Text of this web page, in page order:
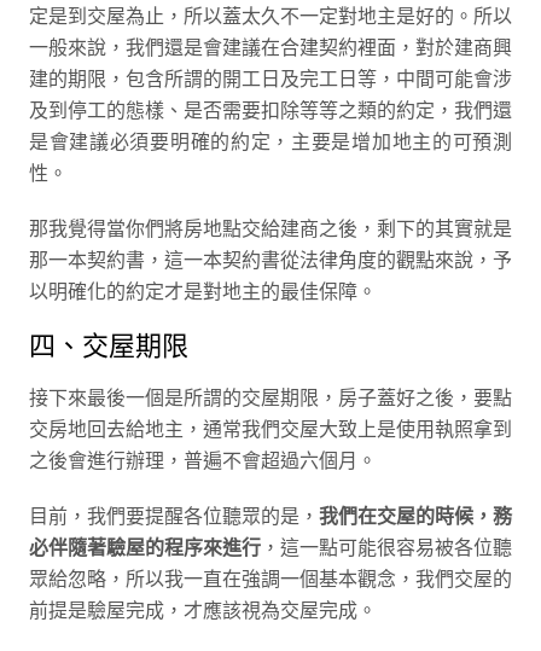
定是到交屋為止，所以蓋太久不一定對地主是好的。所以
一般來說，我們還是會建議在合建契約裡面，對於建商興
建的期限，包含所謂的開工日及完工日等，中間可能會涉
及到停工的態樣、是否需要扣除等等之類的約定，我們還
是會建議必須要明確的約定，主要是增加地主的可預測
性。
那我覺得當你們將房地點交給建商之後，剩下的其實就是
那一本契約書，這一本契約書從法律角度的觀點來說，予
以明確化的約定才是對地主的最佳保障。
四、交屋期限
接下來最後一個是所謂的交屋期限，房子蓋好之後，要點
交房地回去給地主，通常我們交屋大致上是使用執照拿到
之後會進行辦理，普遍不會超過六個月。
目前，我們要提醒各位聽眾的是， 我們在交屋的時候，務
必伴隨著驗屋的程序來進行 ，這一點可能很容易被各位聽
眾給忽略，所以我一直在強調一個基本觀念，我們交屋的
前提是驗屋完成，才應該視為交屋完成。